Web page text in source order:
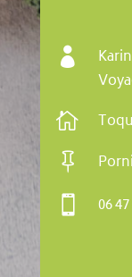



 06